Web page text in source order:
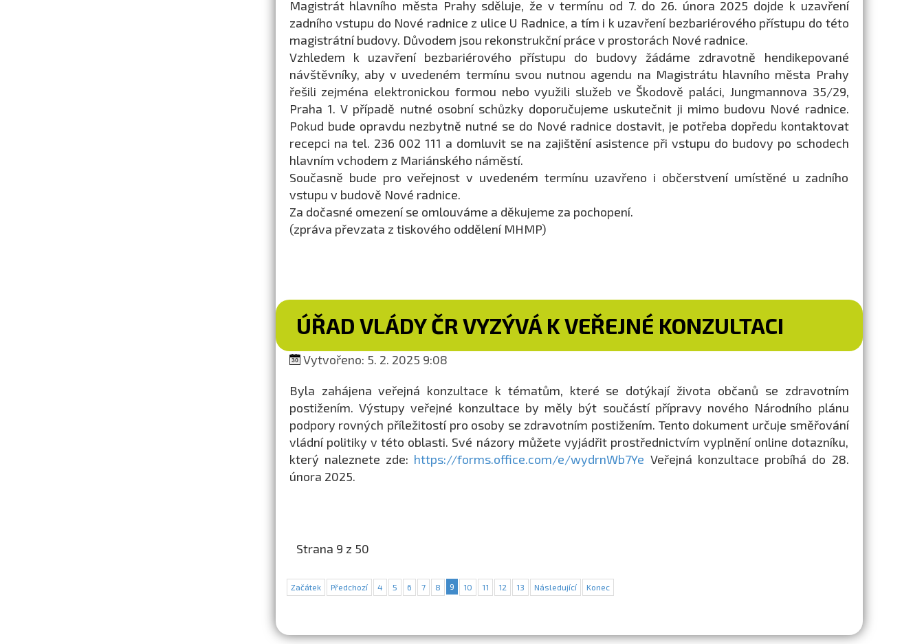
Magistrát hlavního města Prahy sděluje, že v termínu od 7. do 26. února 2025 dojde k uzavření
zadního vstupu do Nové radnice z ulice U Radnice, a tím i k uzavření bezbariérového přístupu do této
magistrátní budovy. Důvodem jsou rekonstrukční práce v prostorách Nové radnice.
Vzhledem k uzavření bezbariérového přístupu do budovy žádáme zdravotně hendikepované
návštěvníky, aby v uvedeném termínu svou nutnou agendu na Magistrátu hlavního města Prahy
řešili zejména elektronickou formou nebo využili služeb ve Škodově paláci, Jungmannova 35/29,
Praha 1. V případě nutné osobní schůzky doporučujeme uskutečnit ji mimo budovu Nové radnice.
Pokud bude opravdu nezbytně nutné se do Nové radnice dostavit, je potřeba dopředu kontaktovat
recepci na tel. 236 002 111 a domluvit se na zajištění asistence při vstupu do budovy po schodech
hlavním vchodem z Mariánského náměstí.
Současně bude pro veřejnost v uvedeném termínu uzavřeno i občerstvení umístěné u zadního
vstupu v budově Nové radnice.
Za dočasné omezení se omlouváme a děkujeme za pochopení.
(zpráva převzata z tiskového oddělení MHMP)
ÚŘAD VLÁDY ČR VYZÝVÁ K VEŘEJNÉ KONZULTACI
Vytvořeno: 5. 2. 2025 9:08
Byla zahájena veřejná konzultace k tématům, které se dotýkají života občanů se zdravotním
postižením. Výstupy veřejné konzultace by měly být součástí přípravy nového Národního plánu
podpory rovných příležitostí pro osoby se zdravotním postižením. Tento dokument určuje směřování
vládní politiky v této oblasti. Své názory můžete vyjádřit prostřednictvím vyplnění online dotazníku,
který naleznete zde: https://forms.office.com/e/wydrnWb7Ye Veřejná konzultace probíhá do 28.
února 2025.
Strana 9 z 50
Začátek Předchozí 4 5 6 7 8 9 10 11 12 13 Následující Konec